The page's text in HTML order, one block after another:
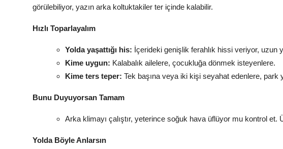
görülebiliyor, yazın arka koltuktakiler ter içinde kalabilir.
Hızlı Toparlayalım
Yolda yaşattığı his: İçerideki genişlik ferahlık hissi veriyor, uzun
Kime uygun: Kalabalık ailelere, çocukluğa dönmek isteyenlere.
Kime ters teper: Tek başına veya iki kişi seyahat edenlere, park
Bunu Duyuyorsan Tamam
Arka klimayı çalıştır, yeterince soğuk hava üflüyor mu kontrol et.
Yolda Böyle Anlarsın